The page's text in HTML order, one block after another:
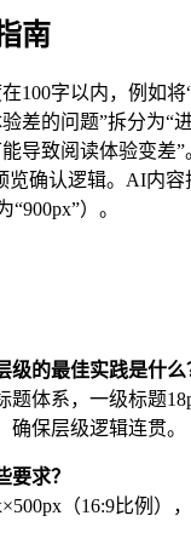
南
100字以内，例如
差的问题”拆分为“
导致阅读体验变差
览确认逻辑。AI内
）。
级的最佳实践是什么
题体系，一级标题
保层级逻辑连贯。
要求？
（16:9比例）